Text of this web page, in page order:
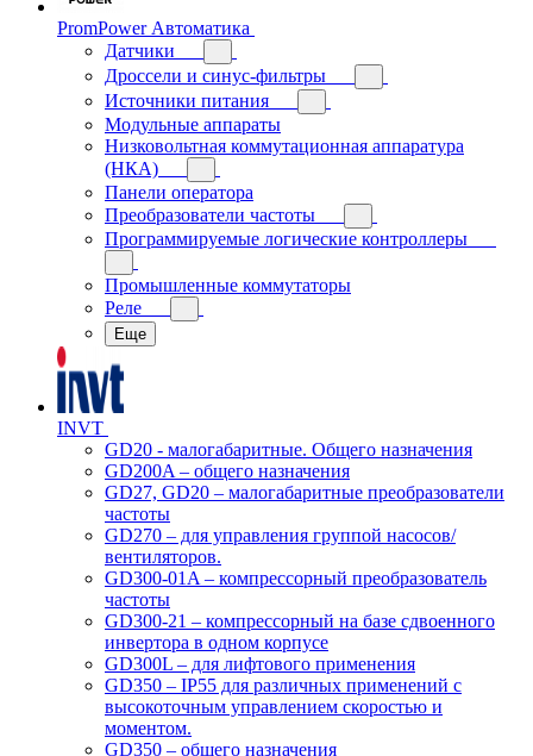
PromPower Автоматика
Датчики
Дроссели и синус-фильтры
Источники питания
Модульные аппараты
Низковольтная коммутационная аппаратура
(НКА)
Панели оператора
Преобразователи частоты
Программируемые логические контроллеры
Промышленные коммутаторы
Реле
Еще
INVT
GD20 - малогабаритные. Общего назначения
GD200A – общего назначения
GD27, GD20 – малогабаритные преобразователи
частоты
GD270 – для управления группой насосов/
вентиляторов.
GD300-01A – компрессорный преобразователь
частоты
GD300-21 – компрессорный на базе сдвоенного
инвертора в одном корпусе
GD300L – для лифтового применения
GD350 – IP55 для различных применений с
высокоточным управлением скоростью и
моментом.
GD350 – общего назначения